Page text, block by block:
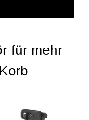
für mehr